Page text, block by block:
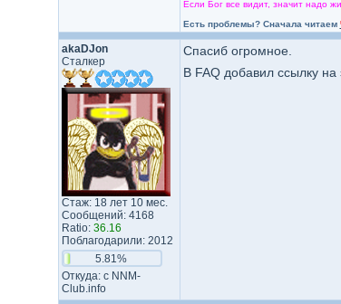
Если Бог все видит, значит надо
Есть проблемы? Сначала читаем
akaDJon
Сталкер
Стаж: 18 лет 10 мес.
Сообщений: 4168
Ratio: 36.16
Поблагодарили: 2012
5.81%
Откуда: c NNM-
Club.info
Спасиб огромное.
В FAQ добавил ссылку на